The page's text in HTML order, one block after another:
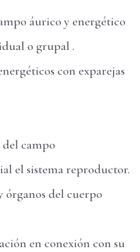
áurico y energético
o grupal .
con exparejas
campo
el sistema reproductor.
órganos del cuerpo
en conexión con su